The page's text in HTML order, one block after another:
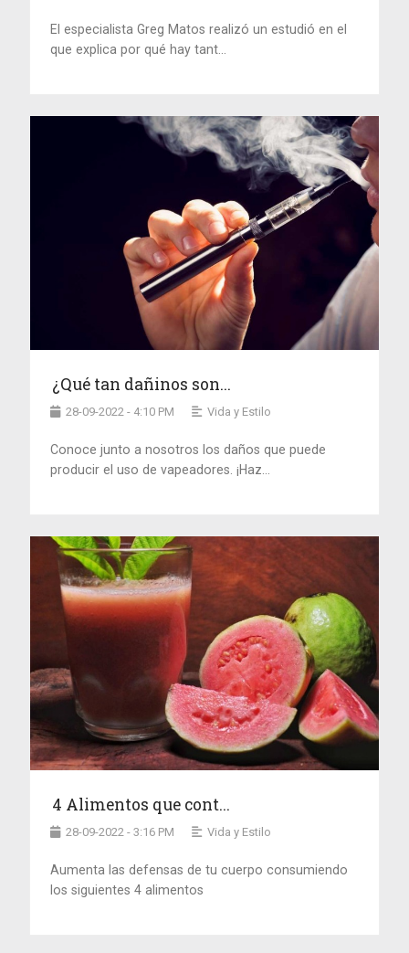
El especialista Greg Matos realizó un estudió en el
que explica por qué hay tant...
¿Qué tan dañinos son...
28-09-2022 - 4:10 PM Vida y Estilo
Conoce junto a nosotros los daños que puede
producir el uso de vapeadores. ¡Haz...
4 Alimentos que cont...
28-09-2022 - 3:16 PM Vida y Estilo
Aumenta las defensas de tu cuerpo consumiendo
los siguientes 4 alimentos